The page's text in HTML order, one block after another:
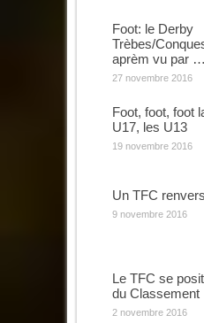
Foot: le Derby
Trèbes/
aprèm vu par …
27 novembre 2016
Foot, foot, foot
U17, les U13
19 novembre 2016
Un TFC
9 novembre 2016
Le TFC se
du Classement
2 novembre 2016